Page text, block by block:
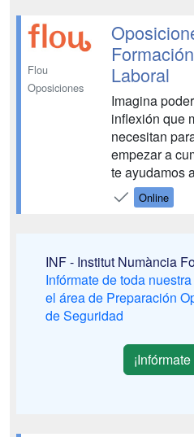
objetivo, SER
ello, dispon...
Flou
Oposiciones
Laboral
Imagina
inflexión que
necesitan
empezar a
te ayudamos
oposiciones
Orientación
Online
INF - Institut Numància
Infórmate de toda
el área de Preparación
de Seguridad